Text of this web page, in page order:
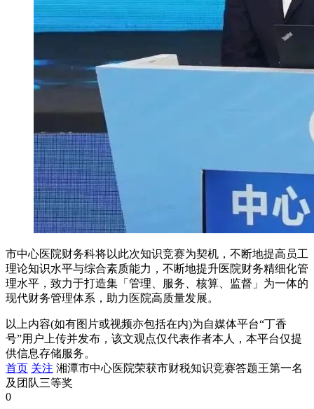
市中心医院财务科将以此次知识竞赛为契机，不断地提高员工
理论知识水平与综合素质能力，不断地提升医院财务精细化管
理水平，致力于打造集「管理、服务、核算、监督」为一体的
现代财务管理体系，助力医院高质量发展。
以上内容(如有图片或视频亦包括在内)为自媒体平台“丁香
号”用户上传并发布，该文观点仅代表作者本人，本平台仅提
供信息存储服务。
首页 关注 湘潭市中心医院荣获市财税知识竞赛答题王第一名
及团队三等奖
0